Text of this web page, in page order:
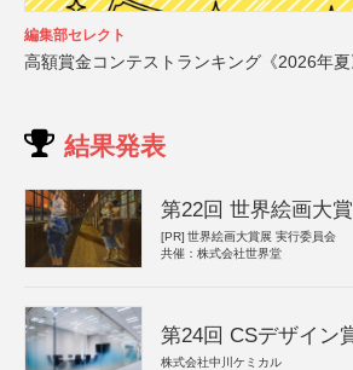
編集部セレクト
高額賞金コンテストランキング《2026年夏
結果発表
第22回 世界絵画大
[PR] 世界絵画大賞展 実行委員会
共催：株式会社世界堂
第24回 CSデザイン
株式会社中川ケミカル